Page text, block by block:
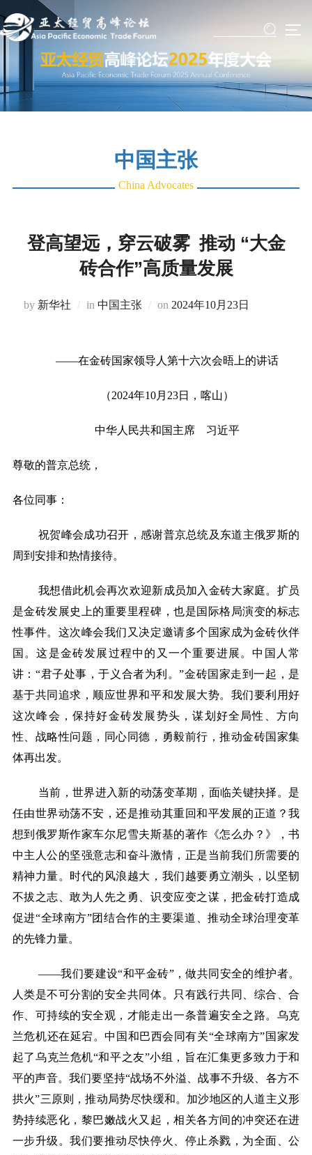
to
中国主张
China Advocates
登高望远，穿云破雾 推动 “大金
砖合作”高质量发展
by 新华社 in中国主张 on Posted
2024年10月23日
——在金砖国家领导人第十六次会晤上的讲话
（2024年10月23日，喀山）
中华人民共和国主席 习近平
尊敬的普京总统，
各位同事：
祝贺峰会成功召开，感谢普京总统及东道主俄罗斯的
周到安排和热情接待。
我想借此机会再次欢迎新成员加入金砖大家庭。扩员
是金砖发展史上的重要里程碑，也是国际格局演变的标志
性事件。这次峰会我们又决定邀请多个国家成为金砖伙伴
国。这是金砖发展过程中的又一个重要进展。中国人常
讲：“君子处事，于义合者为利。”金砖国家走到一起，是
基于共同追求，顺应世界和平和发展大势。我们要利用好
这次峰会，保持好金砖发展势头，谋划好全局性、方向
性、战略性问题，同心同德，勇毅前行，推动金砖国家集
体再出发。
当前，世界进入新的动荡变革期，面临关键抉择。是
任由世界动荡不安，还是推动其重回和平发展的正道？我
想到俄罗斯作家车尔尼雪夫斯基的著作《怎么办？》，书
中主人公的坚强意志和奋斗激情，正是当前我们所需要的
精神力量。时代的风浪越大，我们越要勇立潮头，以坚韧
不拔之志、敢为人先之勇、识变应变之谋，把金砖打造成
促进“全球南方”团结合作的主要渠道、推动全球治理变革
的先锋力量。
——我们要建设“和平金砖”，做共同安全的维护者。
人类是不可分割的安全共同体。只有践行共同、综合、合
作、可持续的安全观，才能走出一条普遍安全之路。乌克
兰危机还在延宕。中国和巴西会同有关“全球南方”国家发
起了乌克兰危机“和平之友”小组，旨在汇集更多致力于和
平的声音。我们要坚持“战场不外溢、战事不升级、各方不
拱火”三原则，推动局势尽快缓和。加沙地区的人道主义形
势持续恶化，黎巴嫩战火又起，相关各方间的冲突还在进
一步升级。我们要推动尽快停火、停止杀戮，为全面、公